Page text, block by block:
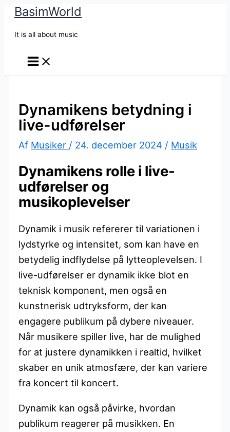
BasimWorld
It is all about music
Dynamikens betydning i
live-udførelser
Af Musiker / 24. december 2024 / Musik
Dynamikens rolle i live-
udførelser og
musikoplevelser
Dynamik i musik refererer til variationen i
lydstyrke og intensitet, som kan have en
betydelig indflydelse på lytteoplevelsen. I
live-udførelser er dynamik ikke blot en
teknisk komponent, men også en
kunstnerisk udtryksform, der kan
engagere publikum på dybere niveauer.
Når musikere spiller live, har de mulighed
for at justere dynamikken i realtid, hvilket
skaber en unik atmosfære, der kan variere
fra koncert til koncert.
Dynamik kan også påvirke, hvordan
publikum reagerer på musikken. En